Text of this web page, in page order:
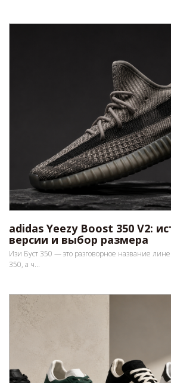
adidas Yeezy Boost 350 V2:
версии и выбор размера
Изи Буст 350 — это разговорное название
350, а ч...